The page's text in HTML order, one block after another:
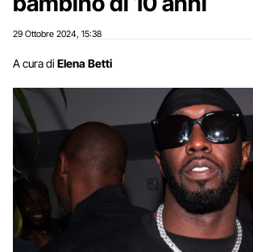
29 Ottobre 2024 15:38
A cura di Elena Betti